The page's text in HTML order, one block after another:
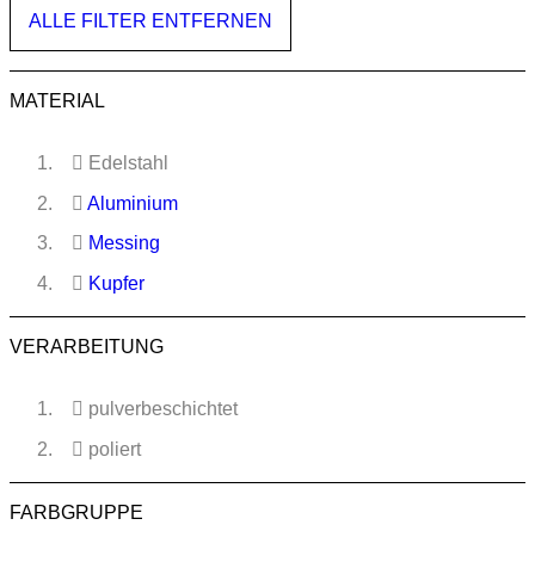
ALLE FILTER ENTFERNEN
MATERIAL
Edelstahl
Aluminium
Messing
Kupfer
VERARBEITUNG
pulverbeschichtet
poliert
FARBGRUPPE